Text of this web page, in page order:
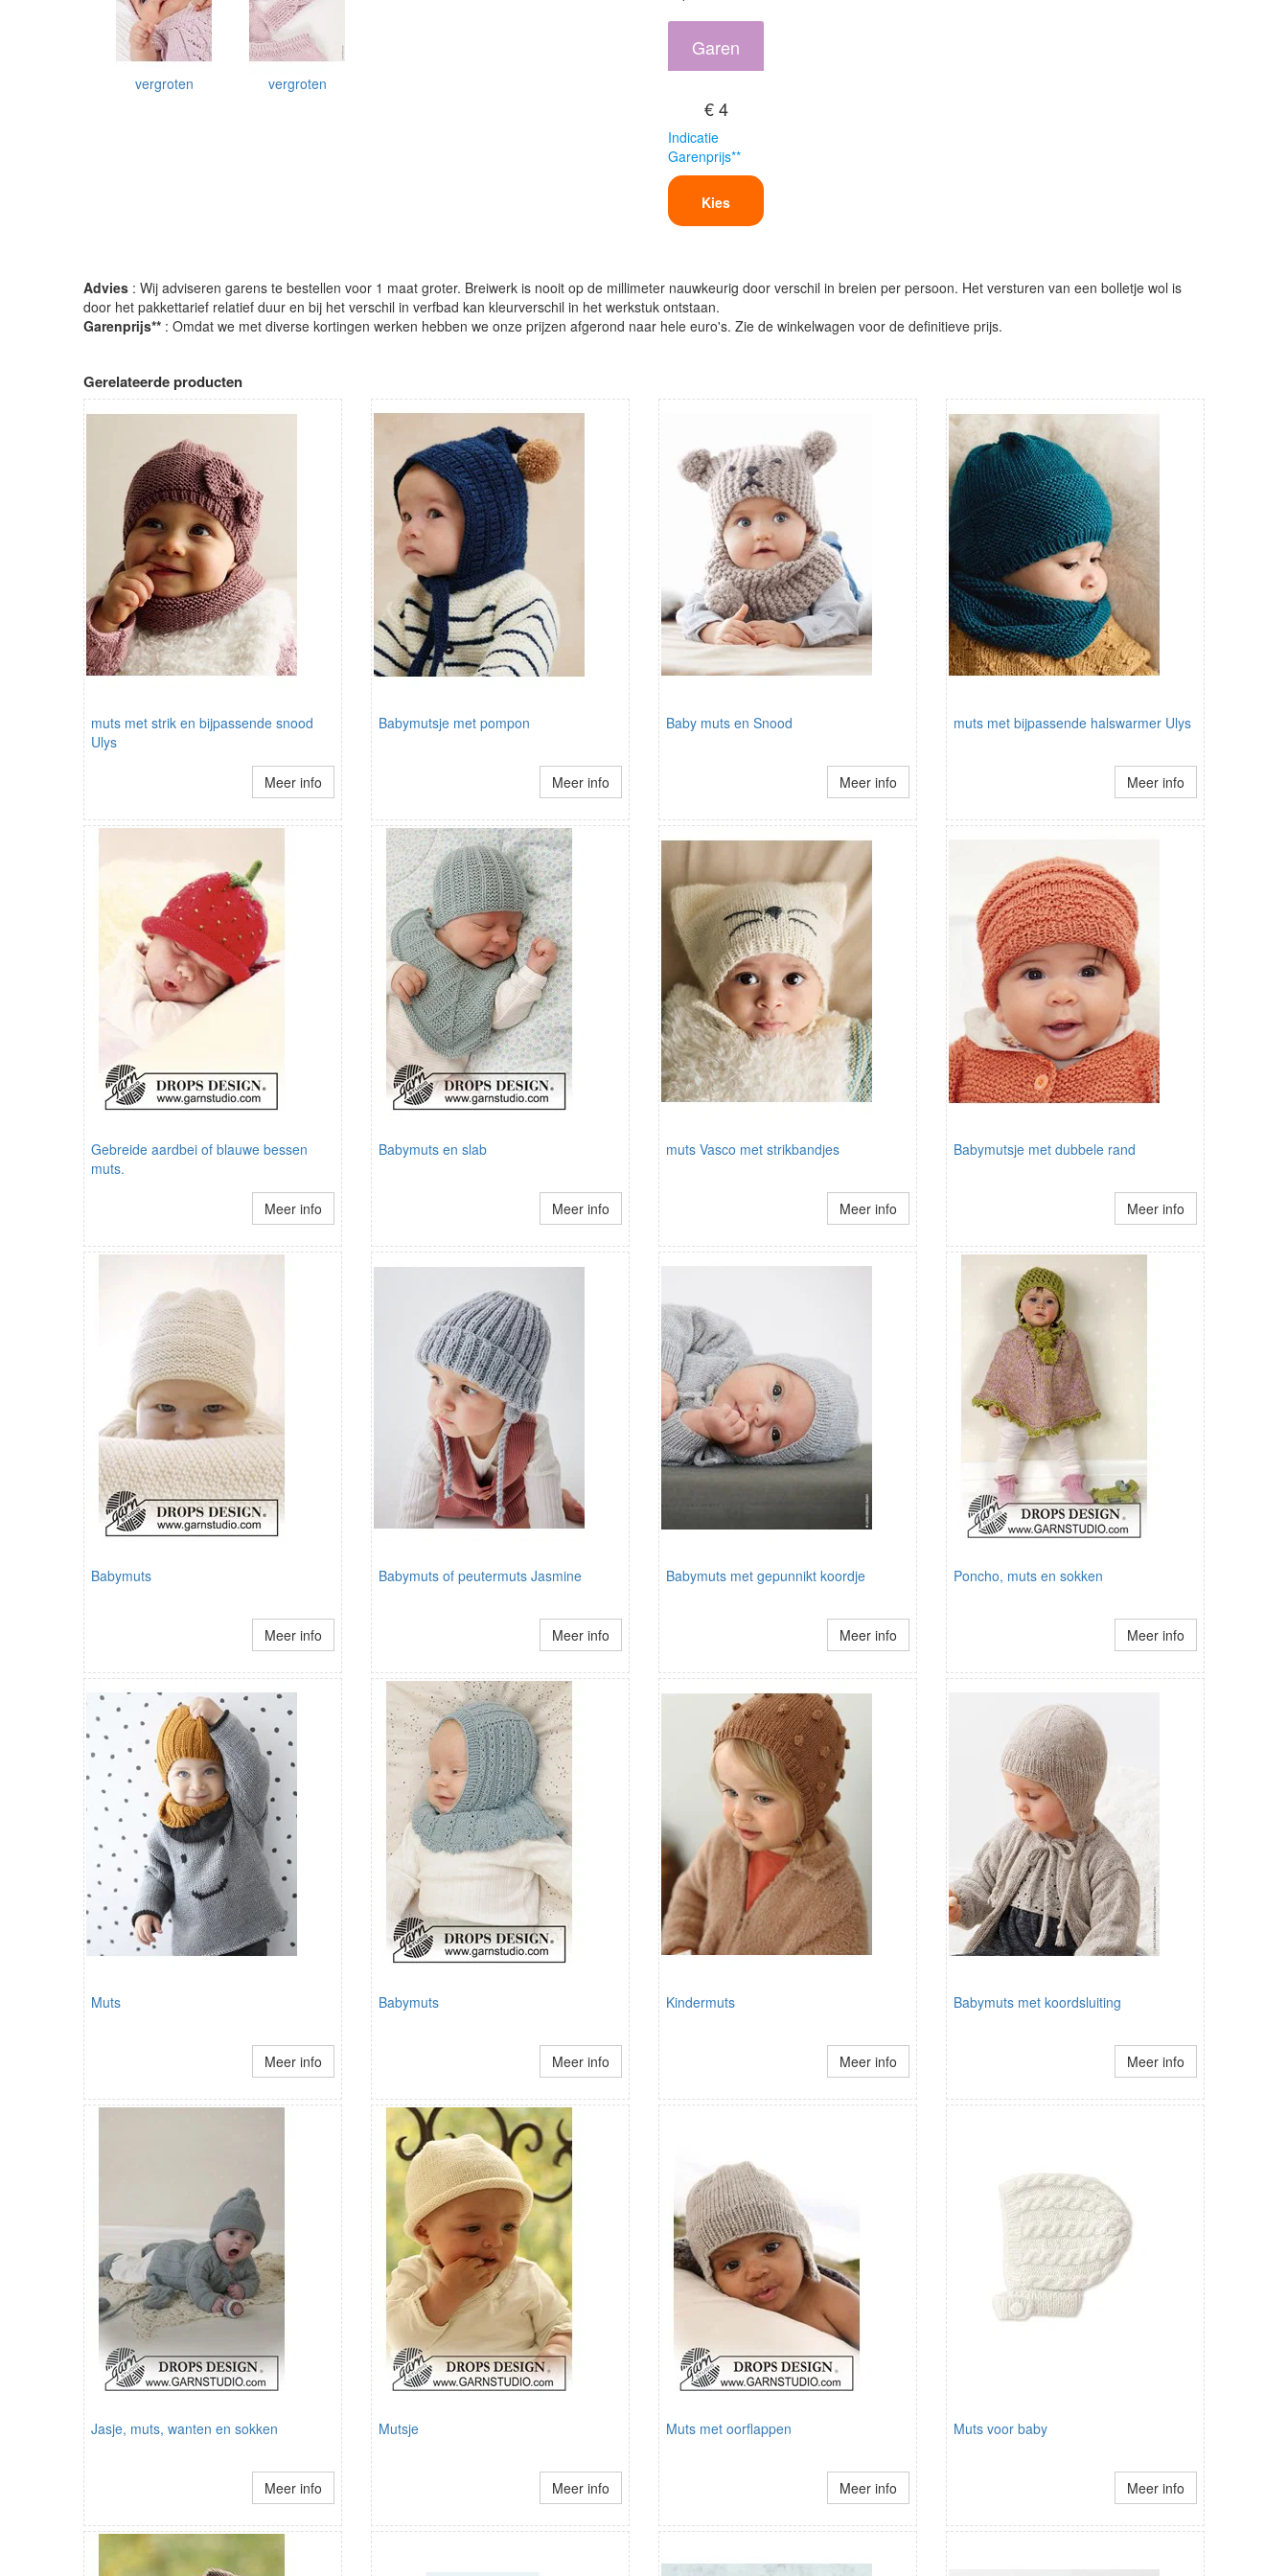
vergroten vergroten
Garen
€ 4
Indicatie
Garenprijs**
Kies
Advies : Wij adviseren garens te bestellen voor 1 maat groter. Breiwerk is nooit op de millimeter nauwkeurig door verschil in breien per persoon. Het versturen van een bolletje wol is
door het pakkettarief relatief duur en bij het verschil in verfbad kan kleurverschil in het werkstuk ontstaan.
Garenprijs** : Omdat we met diverse kortingen werken hebben we onze prijzen afgerond naar hele euro's. Zie de winkelwagen voor de definitieve prijs.
Gerelateerde producten
muts met strik en bijpassende snood
Ulys
Meer info
Babymutsje met pompon
Meer info
Baby muts en Snood
Meer info
muts met bijpassende halswarmer Ulys
Meer info
Gebreide aardbei of blauwe bessen
muts.
Meer info
Babymuts en slab
Meer info
muts Vasco met strikbandjes
Meer info
Babymutsje met dubbele rand
Meer info
Babymuts
Meer info
Babymuts of peutermuts Jasmine
Meer info
Babymuts met gepunnikt koordje
Meer info
Poncho, muts en sokken
Meer info
Muts
Meer info
Babymuts
Meer info
Kindermuts
Meer info
Babymuts met koordsluiting
Meer info
Jasje, muts, wanten en sokken
Meer info
Mutsje
Meer info
Muts met oorflappen
Meer info
Muts voor baby
Meer info